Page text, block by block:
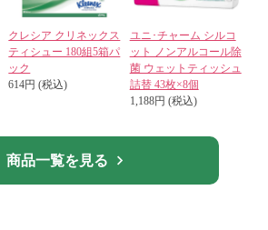
クレシア クリネックス
ティシュー 180組5箱パ
ック
614円 (税込)
ユニ･チャーム シルコ
ット ノンアルコール除
菌 ウェットティッシュ
詰替 43枚×8個
1,188円 (税込)
商品一覧を見る